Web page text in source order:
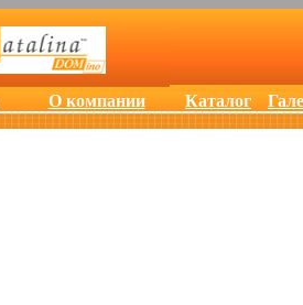
О компании Каталог